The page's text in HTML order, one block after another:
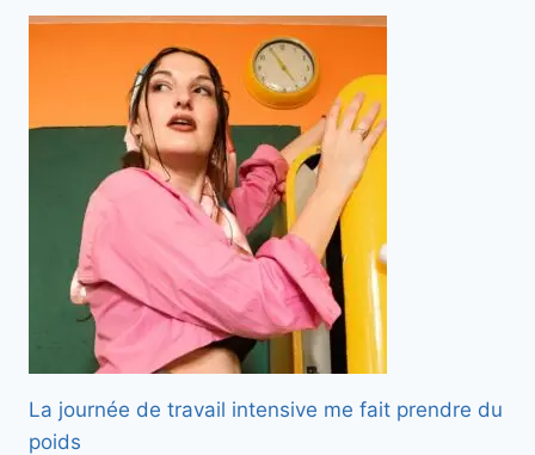
La journée de travail intensive me fait prendre du
poids